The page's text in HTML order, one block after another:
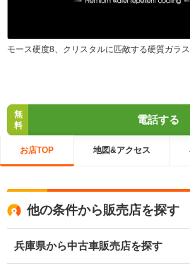
モース硬度8、クリスタルに匹敵する硬質ガラス
無
料
電話する
お店TOP 地図&アクセス
他の条件から販売店を探す
兵庫県から中古車販売店を探す